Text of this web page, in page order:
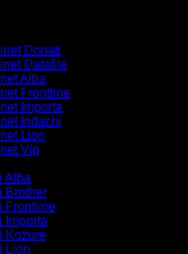
Donati
Datafile
Alba
Frontline
Importa
Indachi
Lion
Vip
Alba
Brother
Frontline
Importa
Kozure
Lion